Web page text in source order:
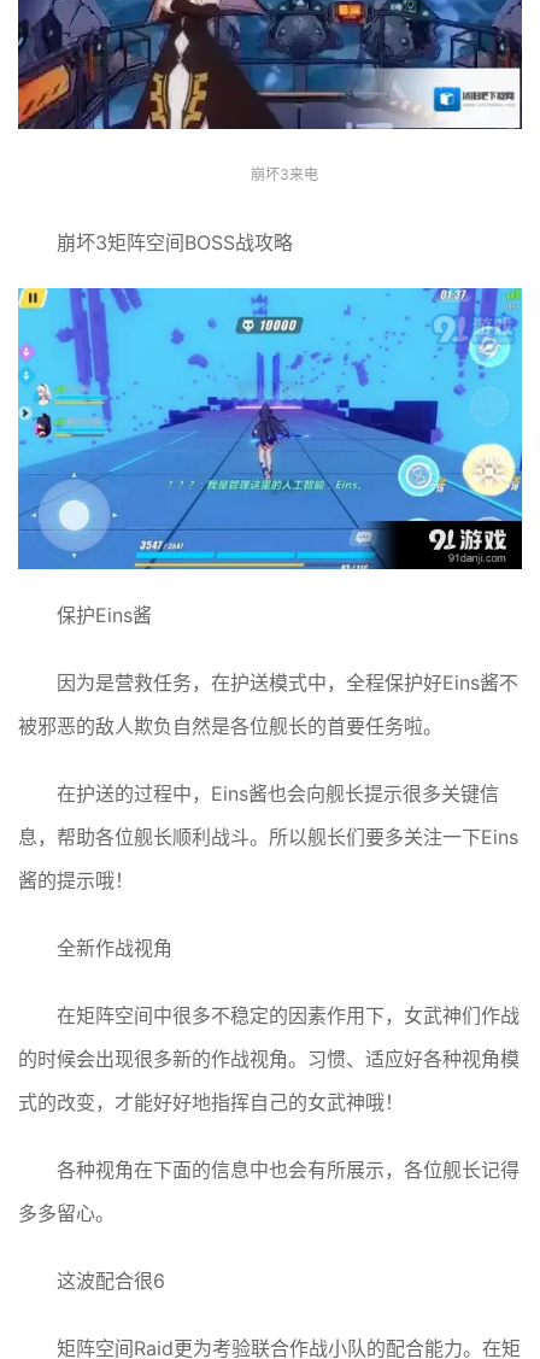
崩坏3来电
崩坏3矩阵空间BOSS战攻略
保护Eins酱
因为是营救任务，在护送模式中，全程保护好Eins酱不
被邪恶的敌人欺负自然是各位舰长的首要任务啦。
在护送的过程中，Eins酱也会向舰长提示很多关键信
息，帮助各位舰长顺利战斗。所以舰长们要多关注一下Eins
酱的提示哦！
全新作战视角
在矩阵空间中很多不稳定的因素作用下，女武神们作战
的时候会出现很多新的作战视角。习惯、适应好各种视角模
式的改变，才能好好地指挥自己的女武神哦！
各种视角在下面的信息中也会有所展示，各位舰长记得
多多留心。
这波配合很6
矩阵空间Raid更为考验联合作战小队的配合能力。在矩